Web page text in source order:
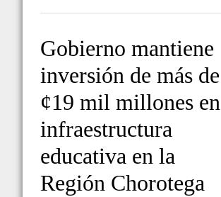
Gobierno mantiene
inversión de más de
¢19 mil millones en
infraestructura
educativa en la
Región Chorotega